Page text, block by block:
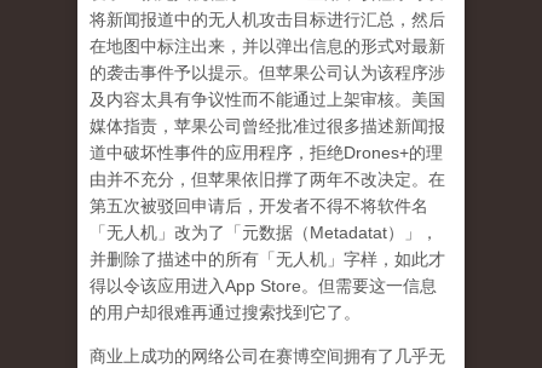
将新闻报道中的无人机攻击目标进行汇总，然后
在地图中标注出来，并以弹出信息的形式对最新
的袭击事件予以提示。但苹果公司认为该程序涉
及内容太具有争议性而不能通过上架审核。美国
媒体指责，苹果公司曾经批准过很多描述新闻报
道中破坏性事件的应用程序，拒绝Drones+的理
由并不充分，但苹果依旧撑了两年不改决定。在
第五次被驳回申请后，开发者不得不将软件名
「无人机」改为了「元数据（Metadatat）」，
并删除了描述中的所有「无人机」字样，如此才
得以令该应用进入App Store。但需要这一信息
的用户却很难再通过搜索找到它了。
商业上成功的网络公司在赛博空间拥有了几乎无